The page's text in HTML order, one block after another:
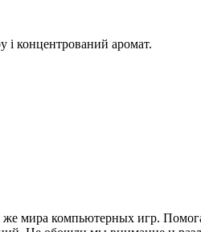
і концентрований аромат.
же мира компьютерных игр.